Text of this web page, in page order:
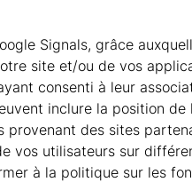
Signals, grâce
site et/ou de vos
consenti à leur
inclure la position
provenant des sites
vos utilisateurs sur
à la politique sur les